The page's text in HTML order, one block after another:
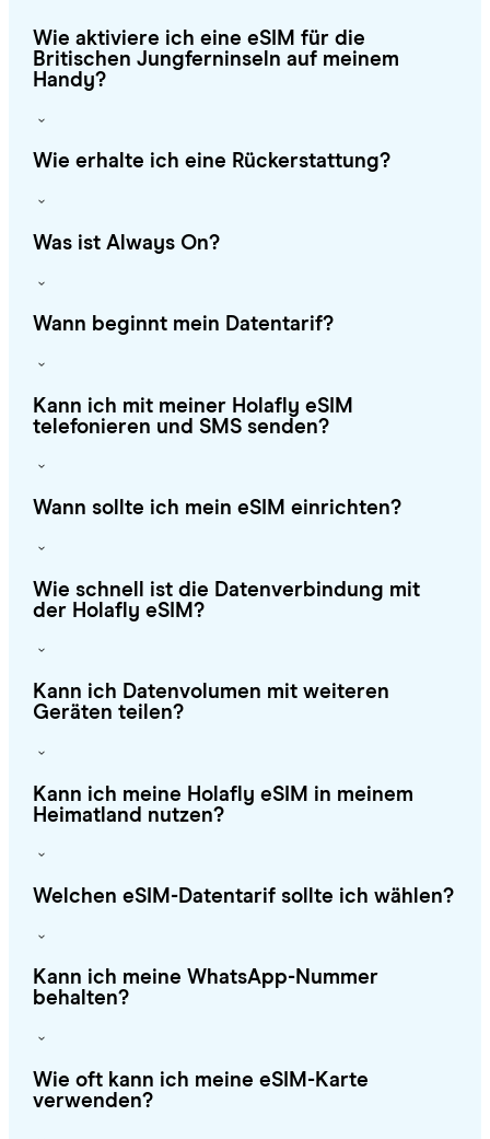
Wie aktiviere ich eine eSIM für die
Britischen Jungferninseln auf meinem
Handy?
Wie erhalte ich eine Rückerstattung?
Was ist Always On?
Wann beginnt mein Datentarif?
Kann ich mit meiner Holafly eSIM
telefonieren und SMS senden?
Wann sollte ich mein eSIM einrichten?
Wie schnell ist die Datenverbindung mit
der Holafly eSIM?
Kann ich Datenvolumen mit weiteren
Geräten teilen?
Kann ich meine Holafly eSIM in meinem
Heimatland nutzen?
Welchen eSIM-Datentarif sollte ich wählen?
Kann ich meine WhatsApp-Nummer
behalten?
Wie oft kann ich meine eSIM-Karte
verwenden?